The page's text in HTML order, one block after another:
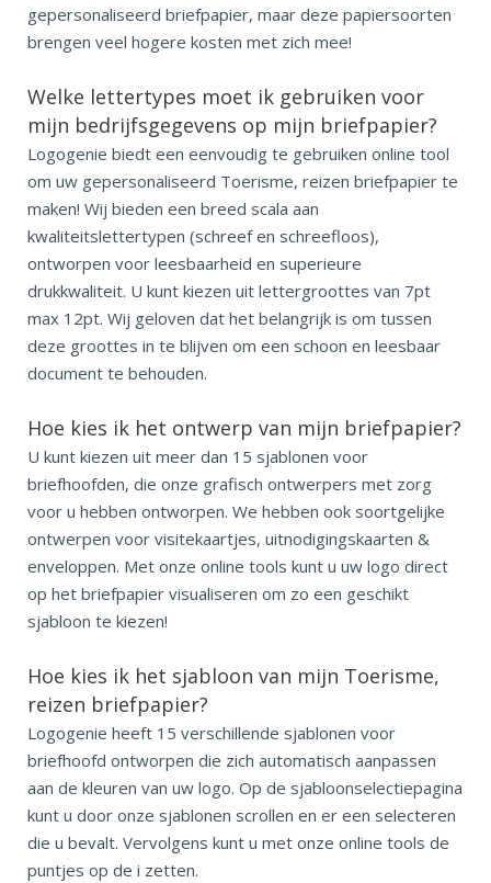
gepersonaliseerd briefpapier, maar deze papiersoorten
brengen veel hogere kosten met zich mee!
Welke lettertypes moet ik gebruiken voor
mijn bedrijfsgegevens op mijn briefpapier?
Logogenie biedt een eenvoudig te gebruiken online tool
om uw gepersonaliseerd Toerisme, reizen briefpapier te
maken! Wij bieden een breed scala aan
kwaliteitslettertypen (schreef en schreefloos),
ontworpen voor leesbaarheid en superieure
drukkwaliteit. U kunt kiezen uit lettergroottes van 7pt
max 12pt. Wij geloven dat het belangrijk is om tussen
deze groottes in te blijven om een schoon en leesbaar
document te behouden.
Hoe kies ik het ontwerp van mijn briefpapier?
U kunt kiezen uit meer dan 15 sjablonen voor
briefhoofden, die onze grafisch ontwerpers met zorg
voor u hebben ontworpen. We hebben ook soortgelijke
ontwerpen voor visitekaartjes, uitnodigingskaarten &
enveloppen. Met onze online tools kunt u uw logo direct
op het briefpapier visualiseren om zo een geschikt
sjabloon te kiezen!
Hoe kies ik het sjabloon van mijn Toerisme,
reizen briefpapier?
Logogenie heeft 15 verschillende sjablonen voor
briefhoofd ontworpen die zich automatisch aanpassen
aan de kleuren van uw logo. Op de sjabloonselectiepagina
kunt u door onze sjablonen scrollen en er een selecteren
die u bevalt. Vervolgens kunt u met onze online tools de
puntjes op de i zetten.